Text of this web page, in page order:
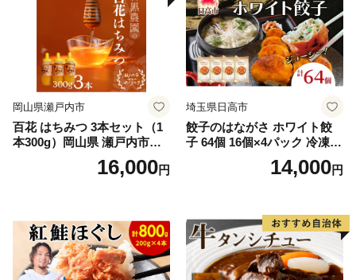
岡山県瀬戸内市
百花 はちみつ 3本セット（1
本300g）岡山県 瀬戸内市産
石黒農園 ヨーグルト パン 砂
糖の代わり 香り高い いい香
16,000円
埼玉県日高市
餃子のはながさ ホワイト餃
子 64個 16個×4パック 冷凍
中華 点心 B級グルメ ご当地
野菜 おつまみ おかず 簡単調
ー ギフト お取り寄せ 日高市
14,000円